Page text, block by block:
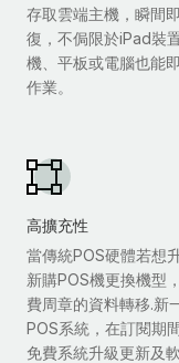
存取雲端主機，瞬間
復，不侷限於iPad裝
機、平板或電腦也能
作業。
高擴充性
當傳統POS硬體若想
新購POS機更換機型
費周章的資料轉移.新
POS系統，在訂閱期
免費系統升級更新及